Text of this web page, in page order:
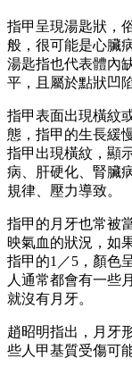
指甲呈現湯匙狀，
般，很可能是心臟
湯匙指也代表體內
平，且屬於點狀凹
指甲表面出現橫紋
態，指甲的生長緩
指甲出現橫紋，顯
病、肝硬化、腎臟
規律、壓力導致。
指甲的月牙也常被
映氣血的狀況，如
指甲的1／5，顏色
人通常都會有一些
就沒有月牙。
趙昭明指出，月牙
些人甲基質受傷可